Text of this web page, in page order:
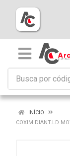
INÍCIO
COXIM DIANT.LD